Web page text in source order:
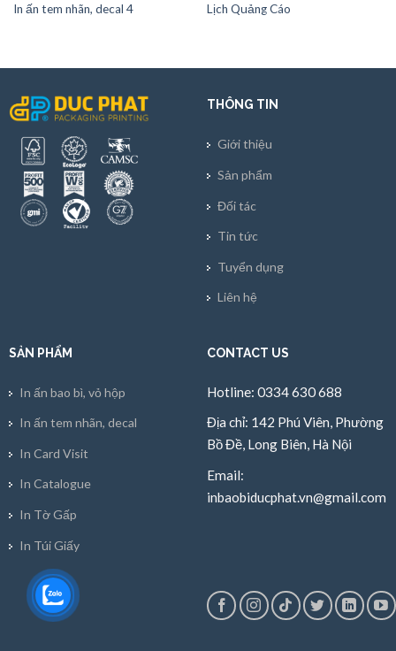
In ấn tem nhãn, decal 4 Lịch Quảng Cáo
THÔNG TIN
Giới thiệu
Sản phẩm
Đối tác
Tin tức
Tuyển dụng
Liên hệ
SẢN PHẨM
In ấn bao bì, vỏ hộp
In ấn tem nhãn, decal
In Card Visit
In Catalogue
In Tờ Gấp
In Túi Giấy
CONTACT US
Hotline: 0334 630 688
Địa chỉ: 142 Phú Viên, Phường
Bồ Đề, Long Biên, Hà Nội
Email:
inbaobiducphat.vn@gmail.com